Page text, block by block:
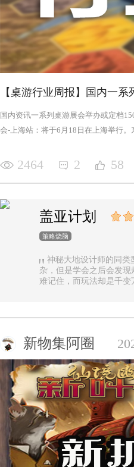
【桌游行业周报】国内一
国内资讯一系列桌游展会举办或定档
会-上海站：将于6月18日在上海举行
2464 2 58
盖亚计划
策略烧脑
神秘大地设计师的同类
杂，但是学会之后会发
难记住，而玩法却是千
新物集阿圈